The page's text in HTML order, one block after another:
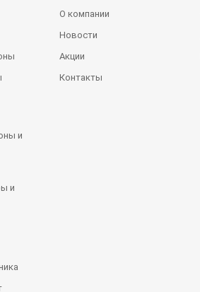
и
и
О компании
Новости
Акции
Контакты